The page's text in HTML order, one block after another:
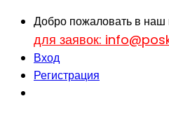
Добро пожаловать в
для заявок:
Вход
Регистрация